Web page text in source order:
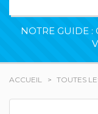
NOTRE GUIDE :
ACCUEIL TOUTES